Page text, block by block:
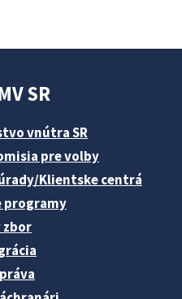
SR
vnútra SR
pre volby
Klientske centrá
programy
zbor